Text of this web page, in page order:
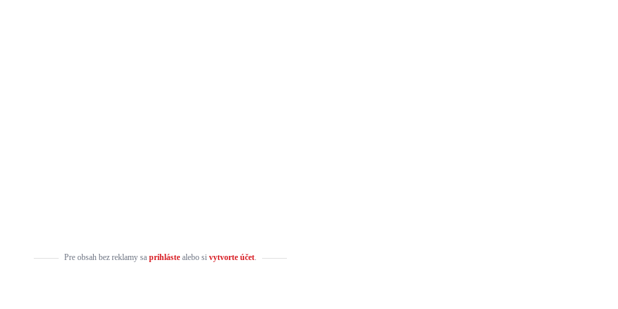
Pre obsah bez reklamy sa prihlástealebo si vytvorte účet.